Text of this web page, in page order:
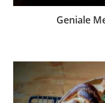
Geniale